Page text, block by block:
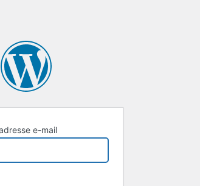
e-mail